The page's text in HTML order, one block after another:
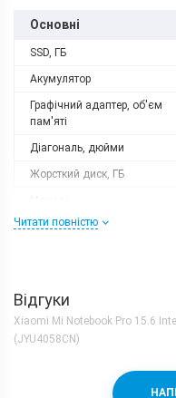
Основні
SSD, ГБ
Акумулятор
Графічний адаптер, об'єм
пам'яті
Діагональ, дюйми
Жорсткий диск, ГБ
Оперативна пам'ять, ГБ
Процесор
Кількість ядер
Читати повністю
Відгуки
Xiaomi Mi Notebook Pro 15.6
(JYU4058CN)